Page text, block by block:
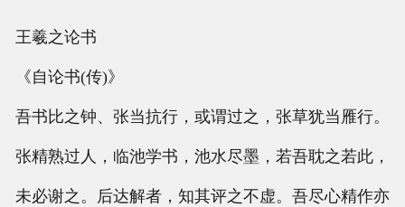
王羲之论书
《自论书(传)》
吾书比之钟、张当抗行，或谓过之，张草犹当雁行。
张精熟过人，临池学书，池水尽墨，若吾耽之若此，
未必谢之。后达解者，知其评之不虚。吾尽心精作亦